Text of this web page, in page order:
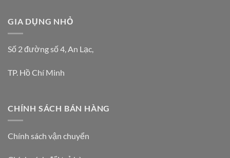
GIA DỤNG NHỎ
Số 2 đường số 4, An Lạc,
TP. Hồ Chí Minh
CHÍNH SÁCH BÁN HÀNG
Chính sách vận chuyển